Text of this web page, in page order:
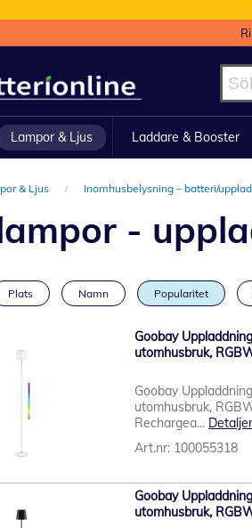
Lampor & Ljus Laddare & Booster
& Ljus Inomhusbelysning – batteri/
-
Plats Namn Popularitet
Goobay
utomhusbruk,
Goobay
utomhusbruk,
Rechargea... Detaljer
Art.nr: 100055318
Goobay
utomhusbruk,